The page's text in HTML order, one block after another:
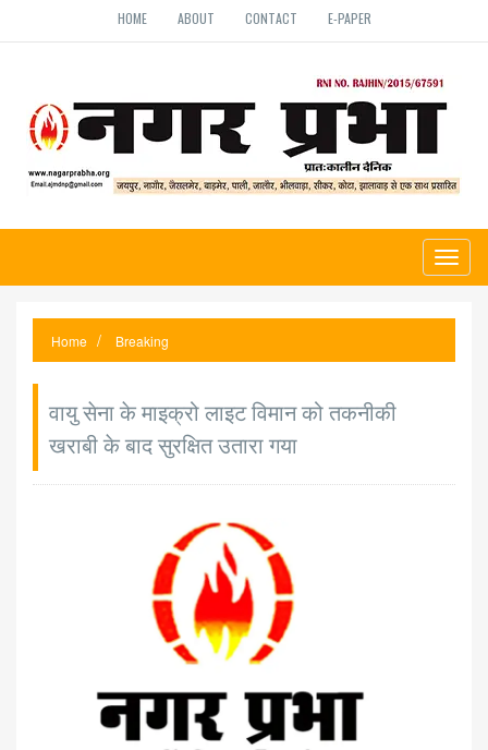
HOME ABOUT CONTACT E-PAPER
Home Breaking
वायु सेना के माइक्रो लाइट विमान को तकनीकी
खराबी के बाद सुरक्षित उतारा गया